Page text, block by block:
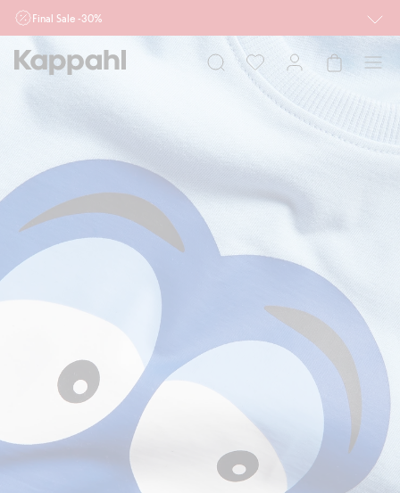
Final Sale -30%
Ważne przy zakupie min. 2 sztuk produktów włączonych w ofertę, również z
działu outlet do 10.8 w sklepach Kappahl i Newbie oraz na kappahl.com. Ofert
nie łączymy
Mężczyzna
Niemowlę